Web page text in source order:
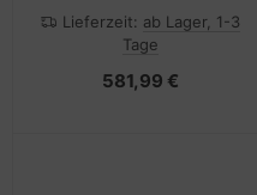
Lieferzeit: ab Lager, 1-3
Tage
581,99 €